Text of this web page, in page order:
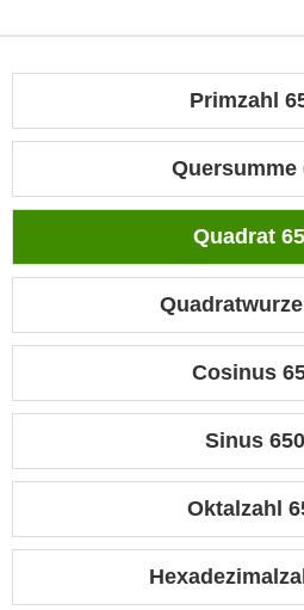
Primzahl
Quersumme
Quadrat
Cosinus
Sinus
Oktalzahl